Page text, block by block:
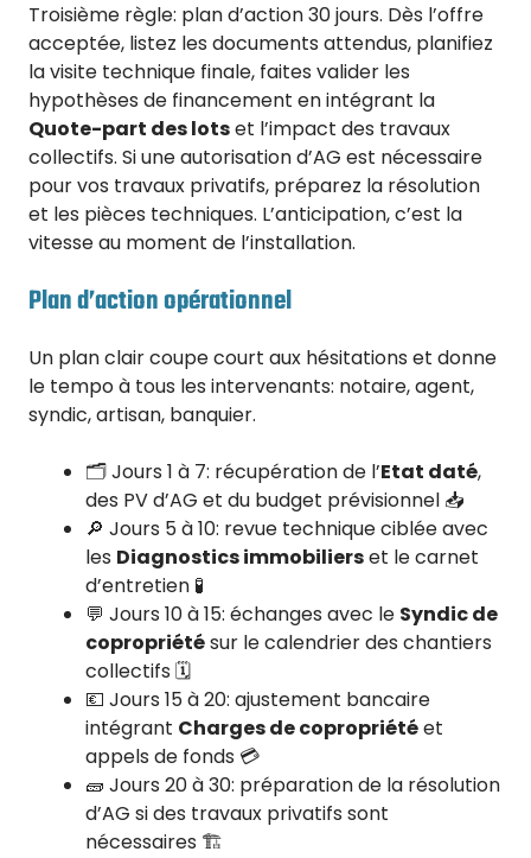
Troisième règle: plan d’action 30 jours. Dès l’offre
acceptée, listez les documents attendus, planifiez
la visite technique finale, faites valider les
hypothèses de financement en intégrant la
Quote-part des lotset l’impact des travaux
collectifs. Si une autorisation d’AG est nécessaire
pour vos travaux privatifs, préparez la résolution
et les pièces techniques. L’anticipation, c’est la
vitesse au moment de l’installation.
Plan d’action opérationnel
Un plan clair coupe court aux hésitations et donne
le tempo à tous les intervenants: notaire, agent,
syndic, artisan, banquier.
🗂️ Jours 1 à 7: récupération de l’Etat daté,
des PV d’AG et du budget prévisionnel 📥
🔎 Jours 5 à 10: revue technique ciblée avec
les Diagnostics immobilierset le carnet
d’entretien 🧪
💬 Jours 10 à 15: échanges avec le Syndic de
copropriétésur le calendrier des chantiers
collectifs 🗓️
💶 Jours 15 à 20: ajustement bancaire
intégrant Charges de copropriétéet
appels de fonds 💳
🧱 Jours 20 à 30: préparation de la résolution
d’AG si des travaux privatifs sont
nécessaires 🏗️